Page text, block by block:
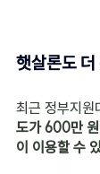
햇살론도
최근 정부지원
도가 600만
이 이용할 수